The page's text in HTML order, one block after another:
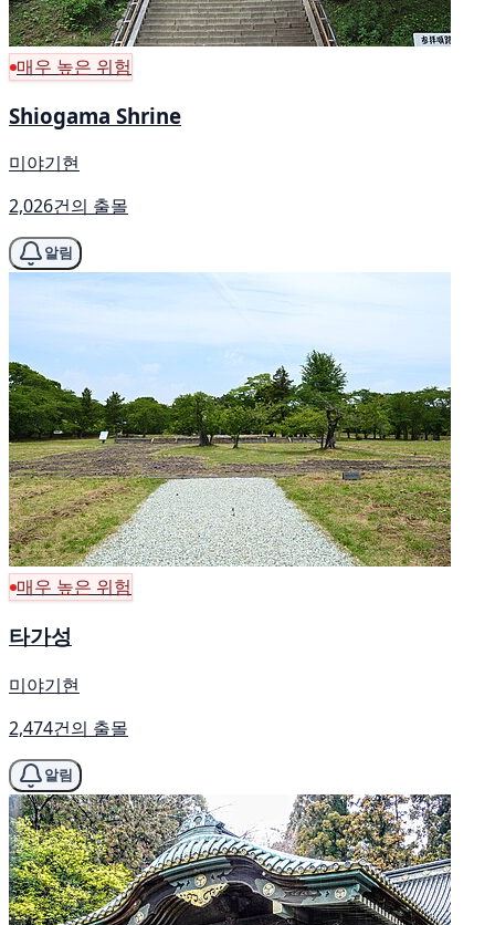
매우 높은 위험
Shiogama Shrine
미야기현
2,026건의 출몰
알림
매우 높은 위험
타가성
미야기현
2,474건의 출몰
알림